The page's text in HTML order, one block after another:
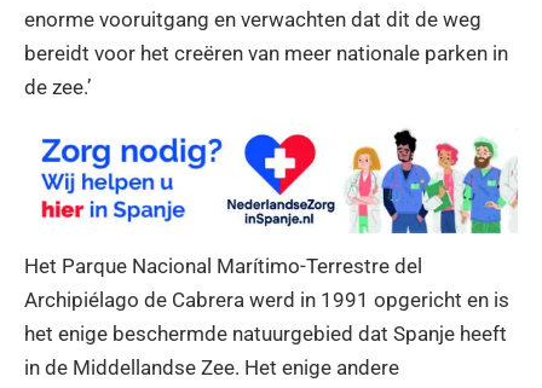
enorme vooruitgang en verwachten dat dit de weg
bereidt voor het creëren van meer nationale parken in
de zee.’
Het Parque Nacional Marítimo-Terrestre del
Archipiélago de Cabrera werd in 1991 opgericht en is
het enige beschermde natuurgebied dat Spanje heeft
in de Middellandse Zee. Het enige andere